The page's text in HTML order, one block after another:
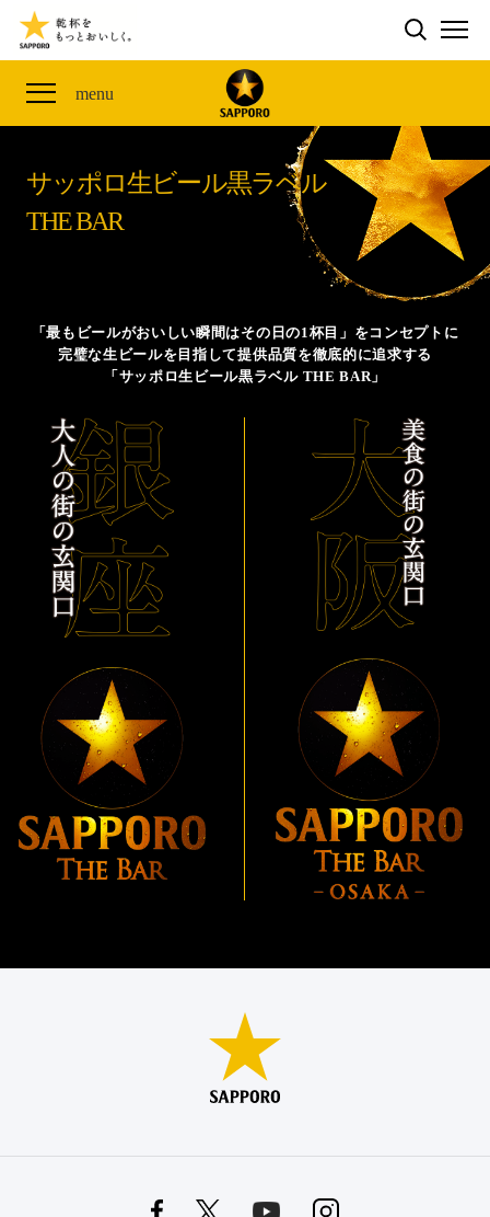
検索する
menu
THE PERFECT 黒ラベル WAGON 出展FES
THE PERFECT 黒ラベル WAGON -LIVE DRAFT-
ザ・パーフェクト黒ラベル アワード
「満天☆青空レストラン」コラボキャンペーン
山本由伸選手応援プロジェクト「GET A STAR
YOSHINOBU」
黒ラベル×『エヴァンゲリオン』30th Anniv.
サッポロ生ビール黒ラベル 『THE STAR JAM』
「丸くなるな、☆星になれ。」限定デザイン缶数量限
サッポロ生ビール黒ラベル THE SHOP
CLUB 黒ラベル
「THE PERFECT BEER CELLAR」プレゼントキャン
ペーン
サッポロ生ビール黒ラベル
オカズデザインが提案する
ザ・パーフェクト黒ラベル
サッポロ生ビール黒ラベル THE BAR
ザ・パーフェクト黒ラベルが飲めるお店
CLUB 黒ラベル
サッポロ生ビール黒ラベル
THE BAR
「最もビールがおいしい瞬間はその日の1杯目」をコンセプトに
完璧な生ビールを目指して提供品質を徹底的に追求する
「サッポロ生ビール黒ラベル THE BAR」